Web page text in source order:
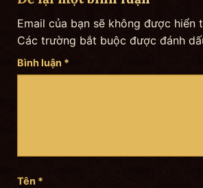
Email của bạn sẽ không được hiển
Các trường bắt buộc được đánh
Bình luận *
Tên *